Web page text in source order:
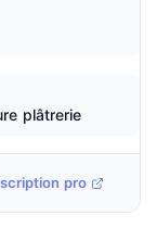
plâtrerie
pro